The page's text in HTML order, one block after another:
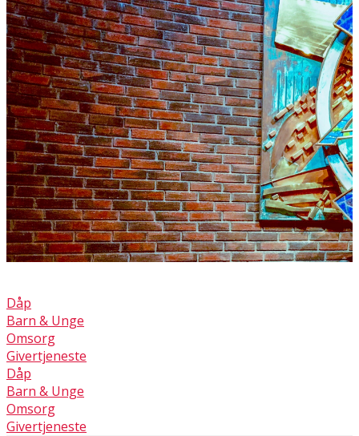
Dåp
Barn & Unge
Omsorg
Givertjeneste
Dåp
Barn & Unge
Omsorg
Givertjeneste